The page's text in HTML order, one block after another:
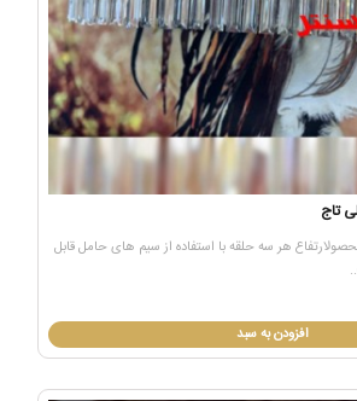
تاج
هر سه حلقه با استفاده از سیم های حامل قابل
افزودن به سبد